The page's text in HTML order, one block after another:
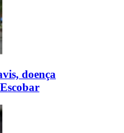
doença